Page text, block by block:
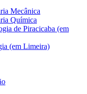
Mecânica
Química
de Piracicaba (em
(em Limeira)